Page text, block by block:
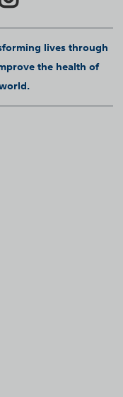
lives through
the health of